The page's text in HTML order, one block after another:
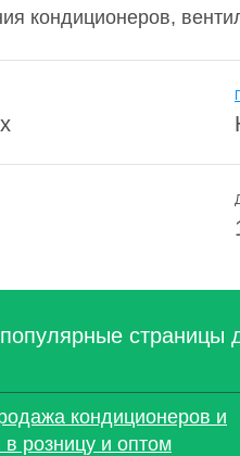
кондиционеров,
страницы
кондиционеров и
в розницу и оптом